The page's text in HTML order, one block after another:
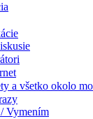
a všetko okolo
Vymením